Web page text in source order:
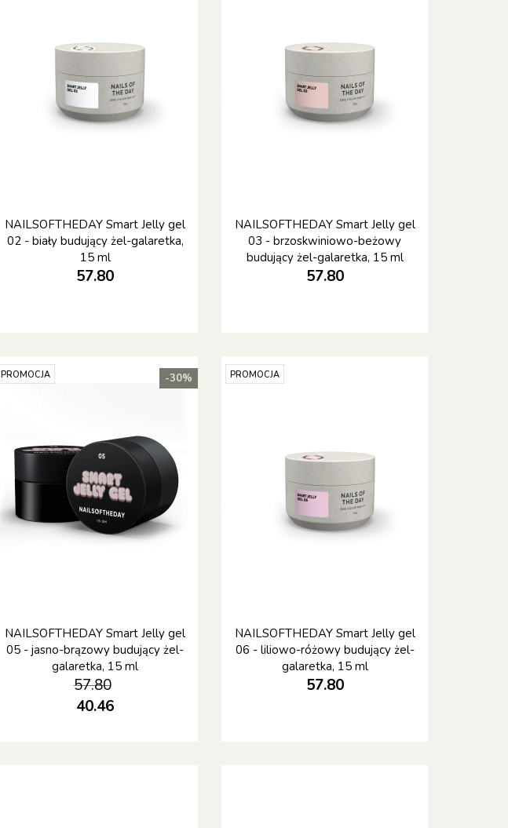
NAILSOFTHEDAY Smart Jelly gel
02 - biały budujący żel-galaretka,
15 ml
57.80
NAILSOFTHEDAY Smart Jelly gel
03 - brzoskwiniowo-beżowy
budujący żel-galaretka, 15 ml
57.80
PROMOCJA
NAILSOFTHEDAY Smart Jelly gel
05 - jasno-brązowy budujący żel-
galaretka, 15 ml
57.80
-30%
40.46
PROMOCJA
NAILSOFTHEDAY Smart Jelly gel
06 - liliowo-różowy budujący żel-
galaretka, 15 ml
57.80